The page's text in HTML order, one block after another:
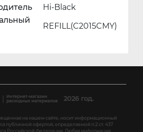
Hi-Black
REFILL(C2015CMY)
2026 год.
на нашем сайте, носит информационный
публичной офертой, определяемой п.2 ст. 437